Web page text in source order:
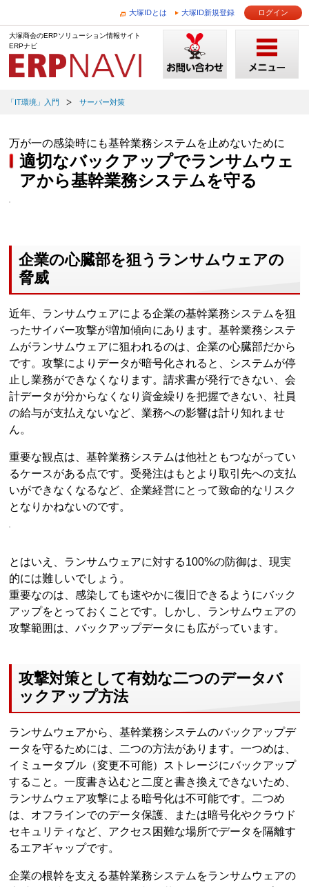
大塚IDとは 大塚ID新規登録 ログイン
大塚商会のERPソリューション情報サイト
ERPナビ
「IT環境」入門 サーバー対策
万が一の感染時にも基幹業務システムを止めないために
適切なバックアップでランサムウェ
アから基幹業務システムを守る
企業の心臓部を狙うランサムウェアの
脅威
近年、ランサムウェアによる企業の基幹業務システムを狙
ったサイバー攻撃が増加傾向にあります。基幹業務システ
ムがランサムウェアに狙われるのは、企業の心臓部だから
です。攻撃によりデータが暗号化されると、システムが停
止し業務ができなくなります。請求書が発行できない、会
計データが分からなくなり資金繰りを把握できない、社員
の給与が支払えないなど、業務への影響は計り知れませ
ん。
重要な観点は、基幹業務システムは他社ともつながってい
るケースがある点です。受発注はもとより取引先への支払
いができなくなるなど、企業経営にとって致命的なリスク
となりかねないのです。
とはいえ、ランサムウェアに対する100%の防御は、現実
的には難しいでしょう。
重要なのは、感染しても速やかに復旧できるようにバック
アップをとっておくことです。しかし、ランサムウェアの
攻撃範囲は、バックアップデータにも広がっています。
攻撃対策として有効な二つのデータバ
ックアップ方法
ランサムウェアから、基幹業務システムのバックアップデ
ータを守るためには、二つの方法があります。一つめは、
イミュータブル（変更不可能）ストレージにバックアップ
すること。一度書き込むと二度と書き換えできないため、
ランサムウェア攻撃による暗号化は不可能です。二つめ
は、オフラインでのデータ保護、または暗号化やクラウド
セキュリティなど、アクセス困難な場所でデータを隔離す
るエアギャップです。
企業の根幹を支える基幹業務システムをランサムウェアの